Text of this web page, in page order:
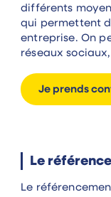
différents
qui permettent
entreprise. On
réseaux
Je prends
Le
Le